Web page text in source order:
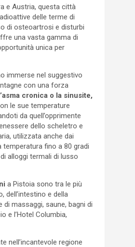
e Austria, questa città
delle terme di
di osteoartrosi e disturbi
una vasta gamma di
unica per
immerse nel suggestivo
con una forza
cronica o la sinusite,
le sue temperature
da quell’opprimente
dello scheletro e
utilizzata anche dai
temperatura fino a 80 gradi
alloggi termali di lusso
a Pistoia sono tra le più
e della
massaggi, saune, bagni di
e l’Hotel Columbia,
nell’incantevole regione